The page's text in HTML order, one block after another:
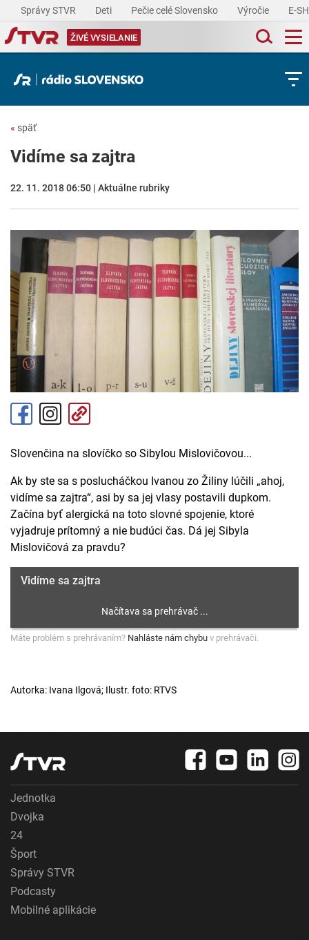
Správy STVR Deti Pečie celé Slovensko Výročie E-
ŽIVÉ VYSIELANIE
« späť
Vidíme sa zajtra
22. 11. 2018 06:50 | Aktuálne rubriky
Slovenčina na slovíčko so Sibylou Mislovičovou...
Ak by ste sa s poslucháčkou Ivanou zo Žiliny lúčili „ahoj,
vidíme sa zajtra“, asi by sa jej vlasy postavili dupkom.
Začína byť alergická na toto slovné spojenie, ktoré
vyjadruje prítomný a nie budúci čas. Dá jej Sibyla
Mislovičová za pravdu?
Vidíme sa zajtra
Máte problém s prehrávaním? Nahláste nám chybu v prehrávači.
Autorka: Ivana Ilgová; Ilustr. foto: RTVS
Jednotka
Dvojka
24
Šport
Správy STVR
Podcasty
Mobilné aplikácie